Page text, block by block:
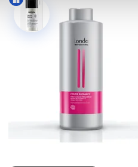
4% vyvíjacou emulziou
10 min pôsobení)
6 alebo svetlejšie. Po